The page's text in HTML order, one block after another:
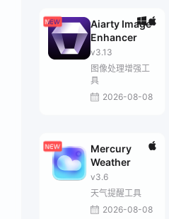
Aiarty Image
Enhancer
v3.13
图像处理增强工
具
2026-08-08
Mercury
Weather
v3.6
天气提醒工具
2026-08-08